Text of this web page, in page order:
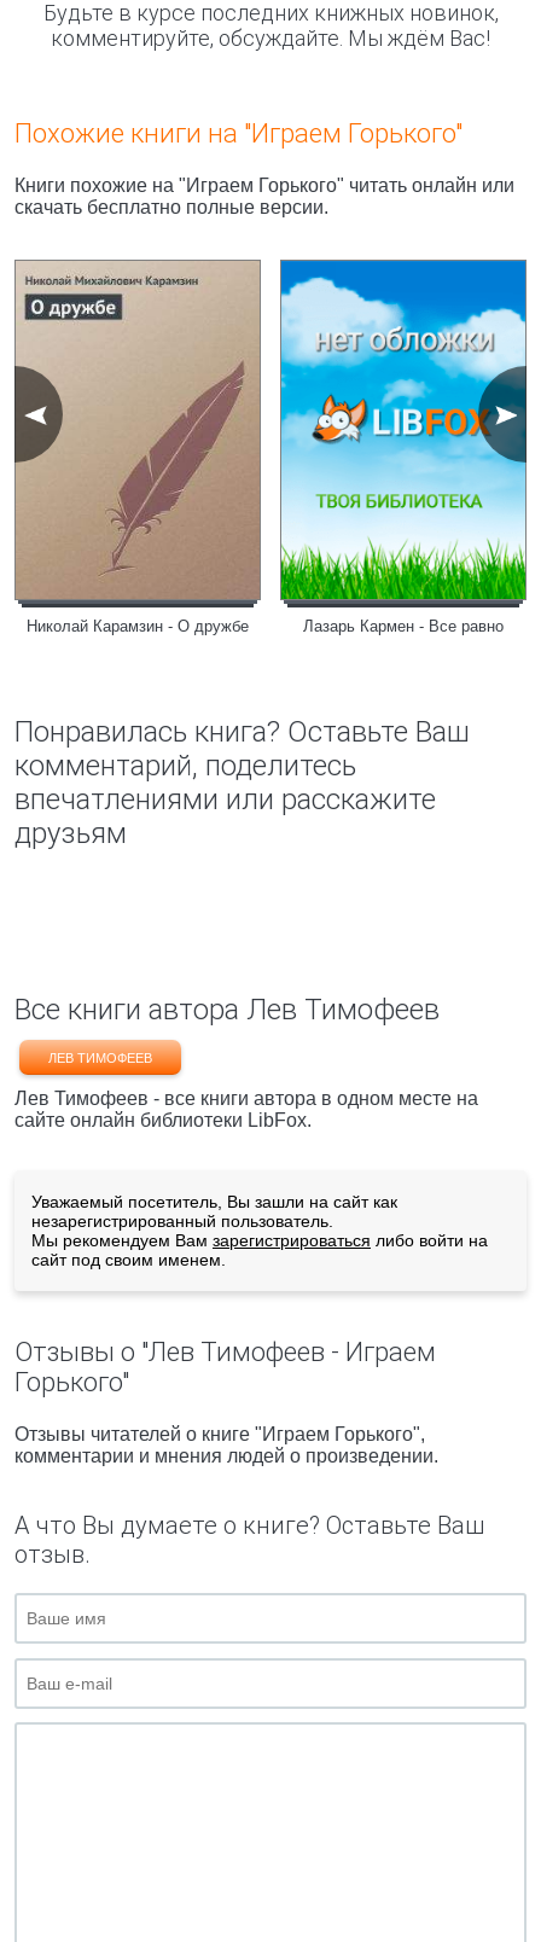
Будьте в курсе последних книжных новинок,
комментируйте, обсуждайте. Мы ждём Вас!
Похожие книги на "Играем Горького"
Книги похожие на "Играем Горького" читать онлайн или
скачать бесплатно полные версии.
Николай Карамзин - О дружбe Лазарь Кармен - Все равно
Понравилась книга? Оставьте Ваш
комментарий, поделитесь
впечатлениями или расскажите
друзьям
Все книги автора Лев Тимофеев
ЛЕВ ТИМОФЕЕВ
Лев Тимофеев - все книги автора в одном месте на
сайте онлайн библиотеки LibFox.
Уважаемый посетитель, Вы зашли на сайт как
незарегистрированный пользователь.
Мы рекомендуем Вам зарегистрироваться либо войти на
сайт под своим именем.
Отзывы о "Лев Тимофеев - Играем
Горького"
Отзывы читателей о книге "Играем Горького",
комментарии и мнения людей о произведении.
А что Вы думаете о книге? Оставьте Ваш
отзыв.